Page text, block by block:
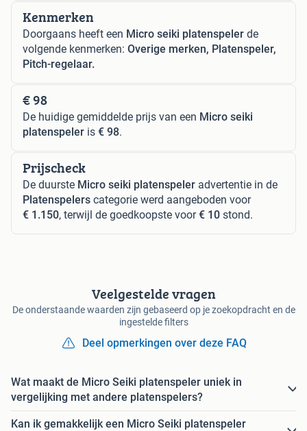
Kenmerken
Doorgaans heeft een Micro seiki platenspeler de
volgende kenmerken: Overige merken, Platenspeler,
Pitch-regelaar.
€ 98
De huidige gemiddelde prijs van een Micro seiki
platenspeler is € 98.
Prijscheck
De duurste Micro seiki platenspeler advertentie in de
Platenspelers categorie werd aangeboden voor
€ 1.150, terwijl de goedkoopste voor€ 10 stond.
Veelgestelde vragen
De onderstaande waarden zijn gebaseerd op je zoekopdracht en de
ingestelde filters
Deel opmerkingen over deze FAQ
Wat maakt de Micro Seiki platenspeler uniek in
vergelijking met andere platenspelers?
Kan ik gemakkelijk een Micro Seiki platenspeler